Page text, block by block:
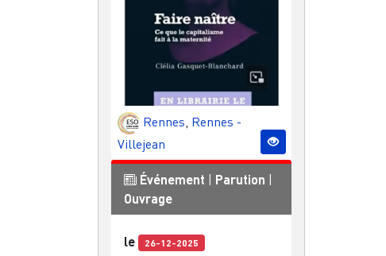
Rennes, Rennes -
Villejean
Événement Parution
Ouvrage
le 26-12-2025